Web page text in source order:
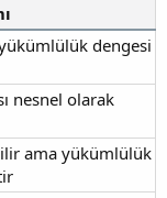
dengesi
nesnel olarak
ama yükümlülük